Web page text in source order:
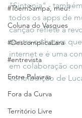
#TôemSampa, meu!
Coluna do Vasques
#DescomplicaLara
#entrevista
Entre Palavras
Fora da Curva
Território Livre
"Sintonia" -
todos os apps de
canção reflete a
contra os haters
internet e é uma
em colaboração
contribuição de